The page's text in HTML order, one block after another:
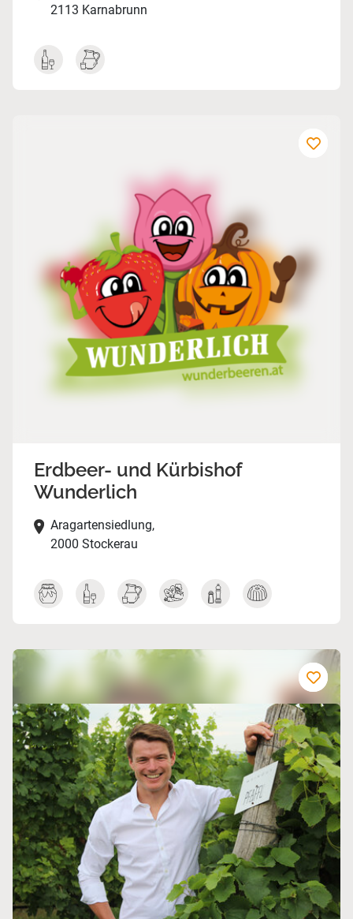
2113 Karnabrunn
Erdbeer- und Kürbishof
Wunderlich
Aragartensiedlung,
2000 Stockerau